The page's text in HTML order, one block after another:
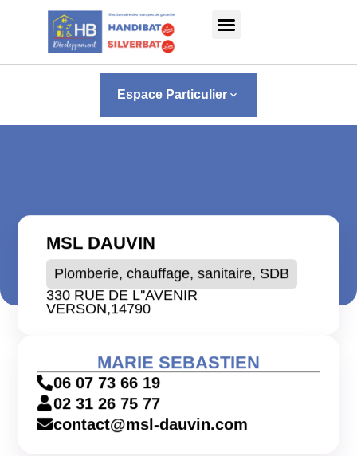
Panneau de gestion des cookies
Espace Particulier keyboard_arrow_down
MSL DAUVIN
Plomberie, chauffage, sanitaire, SDB
330 RUE DE L''AVENIR
VERSON,14790
MARIE SEBASTIEN
06 07 73 66 19
02 31 26 75 77
contact@msl-dauvin.com